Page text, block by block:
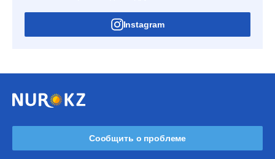
Instagram
Сообщить о проблеме